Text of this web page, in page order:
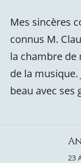
Mes sincères
connus M.
la chambre de
de la musique.
beau avec ses
23